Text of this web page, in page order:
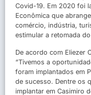
Covid-19. Em 2020 foi
Econômica que
comércio, indústria,
estimular a retomada
De acordo com Eliezer
“Tivemos a
foram implantados em
de sucesso. Dentre os
implantar em Casimiro